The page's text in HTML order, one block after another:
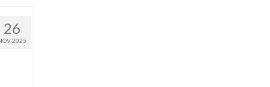
26
2025